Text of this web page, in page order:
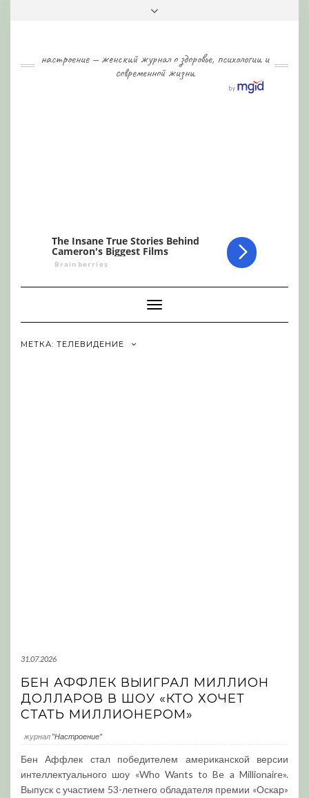
настроение — женский журнал о здоровье, психологии и
современной жизни
Toggle
Navigation
МЕТКА: ТЕЛЕВИДЕНИЕ
31.07.2026
БЕН АФФЛЕК ВЫИГРАЛ МИЛЛИОН
ДОЛЛАРОВ В ШОУ «КТО ХОЧЕТ
СТАТЬ МИЛЛИОНЕРОМ»
журнал "Настроение"
Бен Аффлек стал победителем американской версии
интеллектуального шоу «Who Wants to Be a Millionaire».
Выпуск с участием 53-летнего обладателя премии «Оскар»